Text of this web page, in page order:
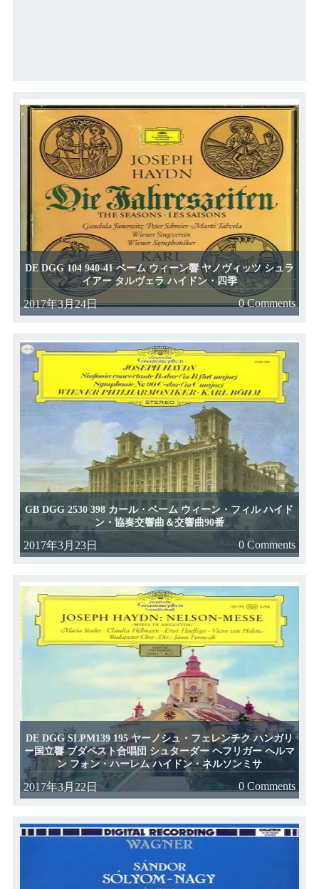
DE DGG 104 940-41 ベーム ウィーン響 ヤノヴィッツ シュラ
イアー タルヴェラ ハイドン・四季
2017年3月24日 0 Comments
GB DGG 2530 398 カール・ベーム ウィーン・フィル ハイド
ン・協奏交響曲＆交響曲90番
2017年3月23日 0 Comments
DE DGG SLPM139 195 ヤーノシュ・フェレンチク ハンガリ
ー国立響 ブダペスト合唱団 シュターダー ヘフリガー ヘルマ
ン フォン・ハーレム ハイドン・ネルソンミサ
2017年3月22日 0 Comments